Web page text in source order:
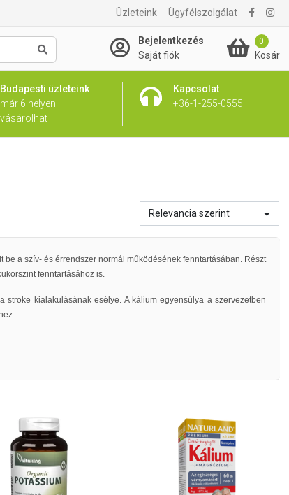
Üzleteink Ügyfélszolgálat
Keresés
Bejelentkezés
Saját fiók
0
Kosár
Budapesti üzleteink
már 6 helyen
vásárolhat
Kapcsolat
+36-1-255-0555
Relevancia szerint
a szív- és érrendszer normál működésének fenntartásában. Részt
fenntartásához is.
kialakulásának esélye. A kálium egyensúlya a szervezetben